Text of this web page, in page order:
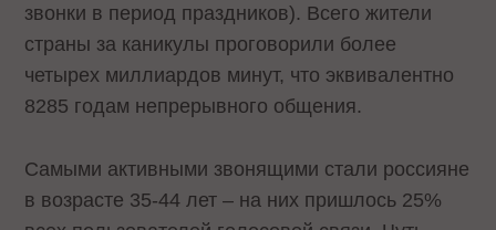
звонки в период праздников). Всего жители
страны за каникулы проговорили более
четырех миллиардов минут, что эквивалентно
8285 годам непрерывного общения.
Самыми активными звонящими стали россияне
в возрасте 35-44 лет – на них пришлось 25%